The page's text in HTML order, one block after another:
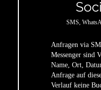
SMS,
Anfragen via
Messenger sind
Name, Ort,
Anfrage auf
Verlauf keine